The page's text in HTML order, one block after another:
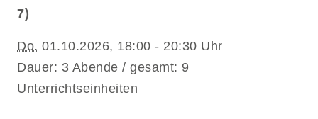
7)
Do. 01.10.2026, 18:00 - 20:30 Uhr
Dauer: 3 Abende / gesamt: 9
Unterrichtseinheiten